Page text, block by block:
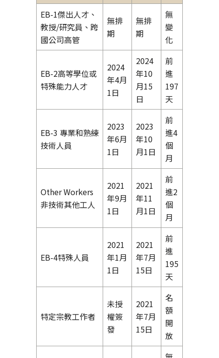
EB-1傑出人才、
教授/研究員、跨
國公司高管
無排
期
無排
期
無
變
化
EB-2高等學位或
特殊能力人才
2024
年4月
1日
2024
年10
月15
日
前
進
197
天
EB-3 專業和熟練
技術人員
2023
年6月
1日
2023
年10
月1日
前
進4
個
月
Other Workers
非技術其他工人
2021
年9月
1日
2021
年11
月1日
前
進2
個
月
EB-4特殊人員
2021
年1月
1日
2021
年7月
15日
前
進
195
天
特定宗教工作者
未授
權簽
發
2021
年7月
15日
名
額
開
放